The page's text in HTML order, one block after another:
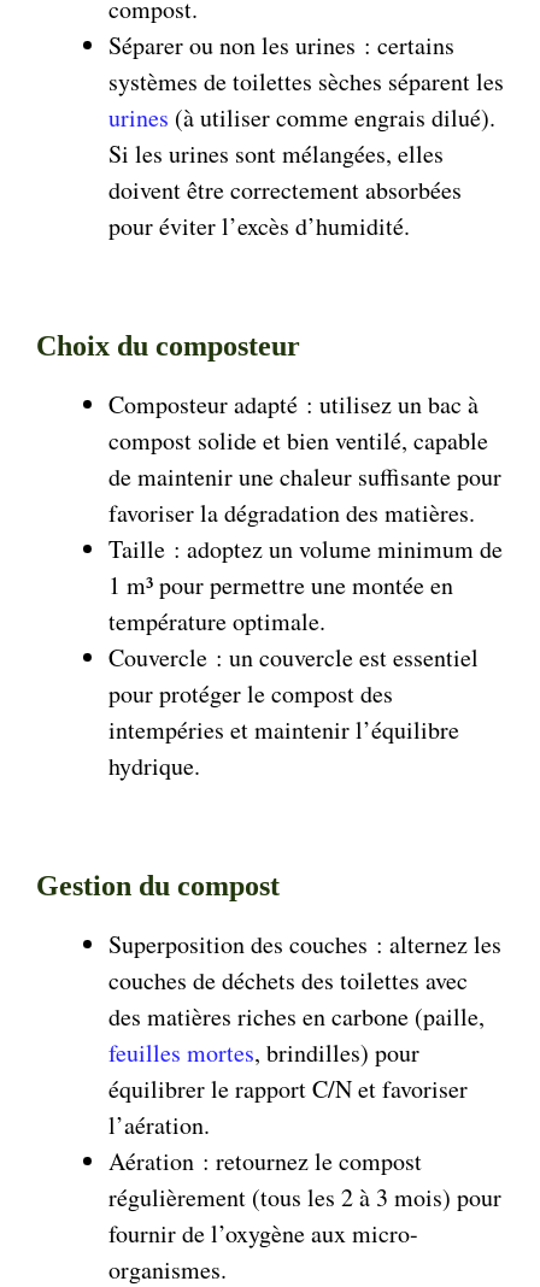
compost.
Séparer ou non les urines : certains
systèmes de toilettes sèches séparent les
urines (à utiliser comme engrais dilué).
Si les urines sont mélangées, elles
doivent être correctement absorbées
pour éviter l’excès d’humidité.
Choix du composteur
Composteur adapté : utilisez un bac à
compost solide et bien ventilé, capable
de maintenir une chaleur suffisante pour
favoriser la dégradation des matières.
Taille : adoptez un volume minimum de
1 m³ pour permettre une montée en
température optimale.
Couvercle : un couvercle est essentiel
pour protéger le compost des
intempéries et maintenir l’équilibre
hydrique.
Gestion du compost
Superposition des couches : alternez les
couches de déchets des toilettes avec
des matières riches en carbone (paille,
feuilles mortes, brindilles) pour
équilibrer le rapport C/N et favoriser
l’aération.
Aération : retournez le compost
régulièrement (tous les 2 à 3 mois) pour
fournir de l’oxygène aux micro-
organismes.